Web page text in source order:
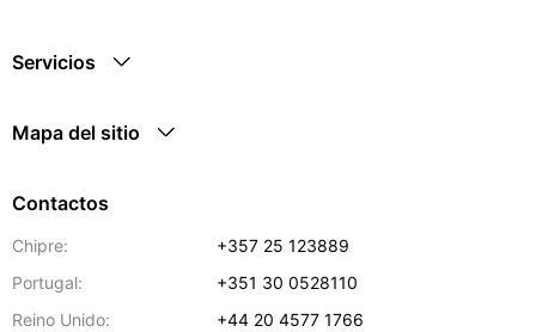
Servicios
Mapa del sitio
Contactos
Chipre:
+357 25 123889
Portugal:
+351 30 0528110
Reino Unido:
+44 20 4577 1766